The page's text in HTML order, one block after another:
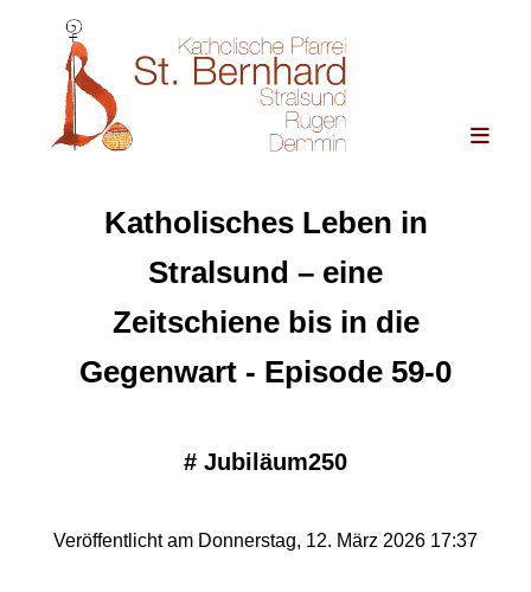
Katholisches Leben in
Stralsund – eine
Zeitschiene bis in die
Gegenwart - Episode 59-0
# Jubiläum250
Veröffentlicht am Donnerstag, 12. März 2026 17:37